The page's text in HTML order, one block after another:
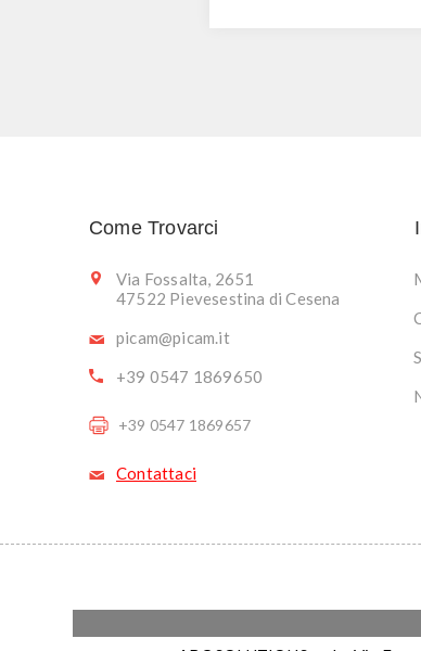
Come Trovarci
Via Fossalta, 2651
47522 Pievesestina di Cesena
picam@picam.it
+39 0547 1869650
+39 0547 1869657
Contattaci